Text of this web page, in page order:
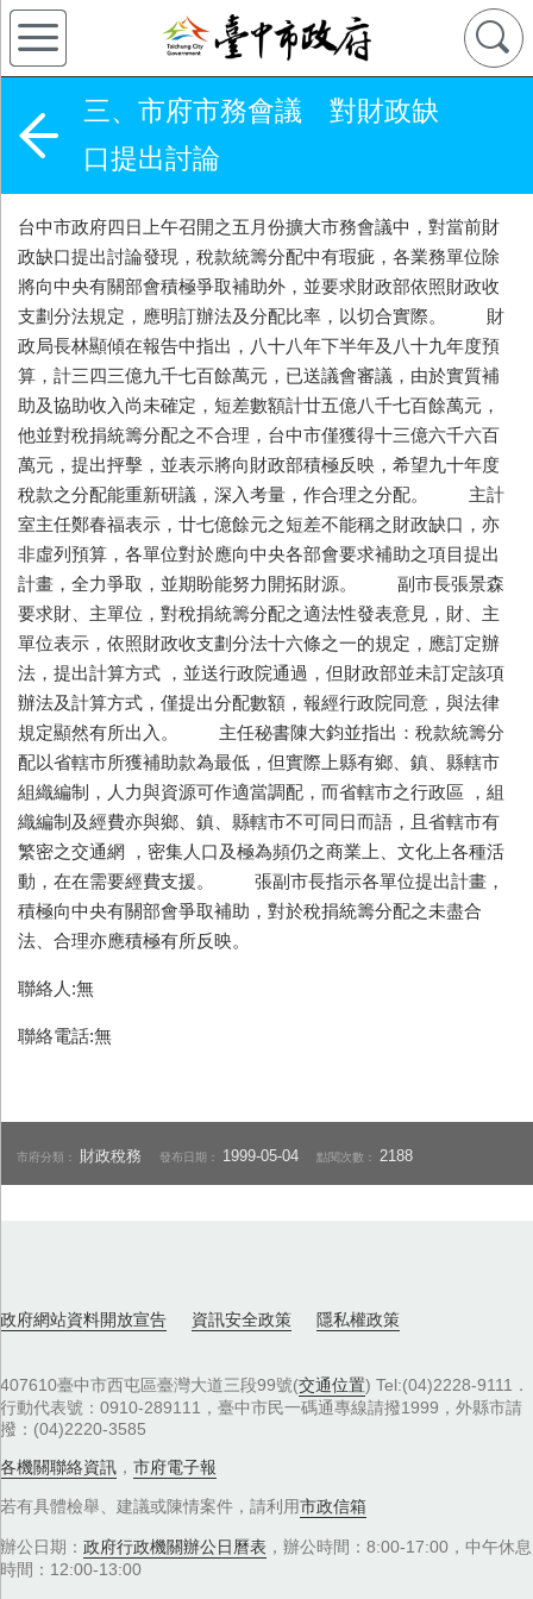
三、市府市務會議 對財政缺
口提出討論
台中市政府四日上午召開之五月份擴大市務會議中，對當前財
政缺口提出討論發現，稅款統籌分配中有瑕疵，各業務單位除
將向中央有關部會積極爭取補助外，並要求財政部依照財政收
支劃分法規定，應明訂辦法及分配比率，以切合實際。 財
政局長林顯傾在報告中指出，八十八年下半年及八十九年度預
算，計三四三億九千七百餘萬元，已送議會審議，由於實質補
助及協助收入尚未確定，短差數額計廿五億八千七百餘萬元，
他並對稅捐統籌分配之不合理，台中市僅獲得十三億六千六百
萬元，提出抨擊，並表示將向財政部積極反映，希望九十年度
稅款之分配能重新研議，深入考量，作合理之分配。 主計
室主任鄭春福表示，廿七億餘元之短差不能稱之財政缺口，亦
非虛列預算，各單位對於應向中央各部會要求補助之項目提出
計畫，全力爭取，並期盼能努力開拓財源。 副市長張景森
要求財、主單位，對稅捐統籌分配之適法性發表意見，財、主
單位表示，依照財政收支劃分法十六條之一的規定，應訂定辦
法，提出計算方式 ，並送行政院通過，但財政部並未訂定該項
辦法及計算方式，僅提出分配數額，報經行政院同意，與法律
規定顯然有所出入。 主任秘書陳大鈞並指出：稅款統籌分
配以省轄市所獲補助款為最低，但實際上縣有鄉、鎮、縣轄市
組織編制，人力與資源可作適當調配，而省轄市之行政區 ，組
織編制及經費亦與鄉、鎮、縣轄市不可同日而語，且省轄市有
繁密之交通網 ，密集人口及極為頻仍之商業上、文化上各種活
動，在在需要經費支援。 張副市長指示各單位提出計畫，
積極向中央有關部會爭取補助，對於稅捐統籌分配之未盡合
法、合理亦應積極有所反映。
聯絡人:無
聯絡電話:無
市府分類： 財政稅務 發布日期： 1999-05-04 點閱次數： 2188
政府網站資料開放宣告 資訊安全政策 隱私權政策
407610臺中市西屯區臺灣大道三段99號(交通位置) Tel:(04)2228-9111．
行動代表號：0910-289111，臺中市民一碼通專線請撥1999，外縣市請
撥：(04)2220-3585
各機關聯絡資訊 ， 市府電子報
若有具體檢舉、建議或陳情案件，請利用市政信箱
辦公日期： 政府行政機關辦公日曆表 ，辦公時間：8:00-17:00，中午休息
時間：12:00-13:00